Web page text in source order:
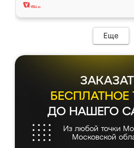
Еще
БЕСПЛАТНОЕ
ДО НАШЕГО
Из любой точки
Московской